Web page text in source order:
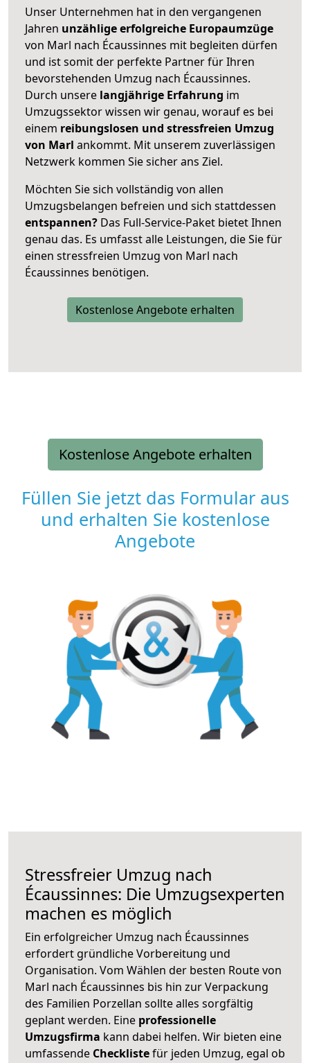
Unser Unternehmen hat in den vergangenen
Jahren unzählige erfolgreiche Europaumzüge
von Marl nach Écaussinnes mit begleiten dürfen
und ist somit der perfekte Partner für Ihren
bevorstehenden Umzug nach Écaussinnes.
Durch unsere langjährige Erfahrung im
Umzugssektor wissen wir genau, worauf es bei
einem reibungslosen und stressfreien Umzug
von Marl ankommt. Mit unserem zuverlässigen
Netzwerk kommen Sie sicher ans Ziel.
Möchten Sie sich vollständig von allen
Umzugsbelangen befreien und sich stattdessen
entspannen? Das Full-Service-Paket bietet Ihnen
genau das. Es umfasst alle Leistungen, die Sie für
einen stressfreien Umzug von Marl nach
Écaussinnes benötigen.
Kostenlose Angebote erhalten
Kostenlose Angebote erhalten
Füllen Sie jetzt das Formular aus
und erhalten Sie kostenlose
Angebote
Stressfreier Umzug nach
Écaussinnes: Die Umzugsexperten
machen es möglich
Ein erfolgreicher Umzug nach Écaussinnes
erfordert gründliche Vorbereitung und
Organisation. Vom Wählen der besten Route von
Marl nach Écaussinnes bis hin zur Verpackung
des Familien Porzellan sollte alles sorgfältig
geplant werden. Eine professionelle
Umzugsfirma kann dabei helfen. Wir bieten eine
umfassende Checklistefür jeden Umzug, egal ob